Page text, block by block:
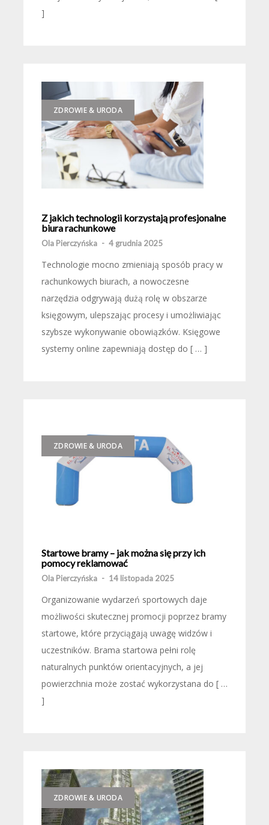
]
ZDROWIE & URODA
Z jakich technologii korzystają profesjonalne
biura rachunkowe
Ola Pierczyńska - 4 grudnia 2025
Technologie mocno zmieniają sposób pracy w
rachunkowych biurach, a nowoczesne
narzędzia odgrywają dużą rolę w obszarze
księgowym, ulepszając procesy i umożliwiając
szybsze wykonywanie obowiązków. Księgowe
systemy online zapewniają dostęp do [ … ]
ZDROWIE & URODA
Startowe bramy – jak można się przy ich
pomocy reklamować
Ola Pierczyńska - 14 listopada 2025
Organizowanie wydarzeń sportowych daje
możliwości skutecznej promocji poprzez bramy
startowe, które przyciągają uwagę widzów i
uczestników. Brama startowa pełni rolę
naturalnych punktów orientacyjnych, a jej
powierzchnia może zostać wykorzystana do [ …
]
ZDROWIE & URODA